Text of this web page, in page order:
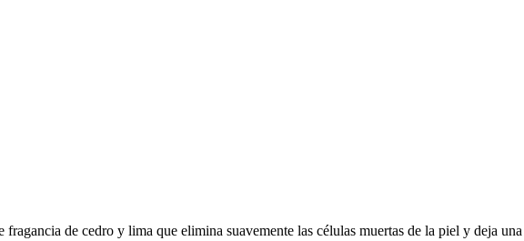
de cedro y lima que elimina suavemente las células muertas de la piel y deja